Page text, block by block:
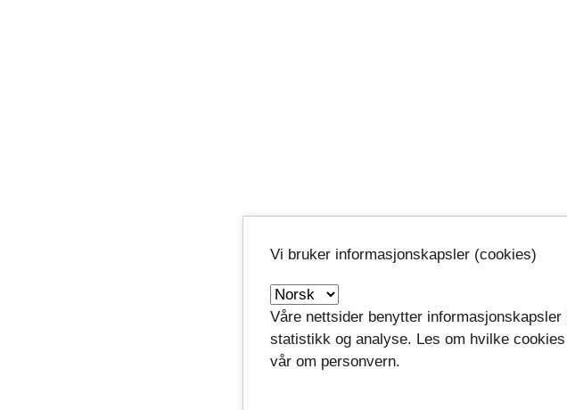
Vi bruker informasjonskapsler (cookies)
Våre nettsider benytter
statistikk og analyse. Les om hvilke
vår om personvern.